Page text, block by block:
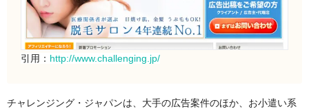
引用： http://www.challenging.jp/
チャレンジング・ジャパンは、大手の広告案件のほか、お小遣い系